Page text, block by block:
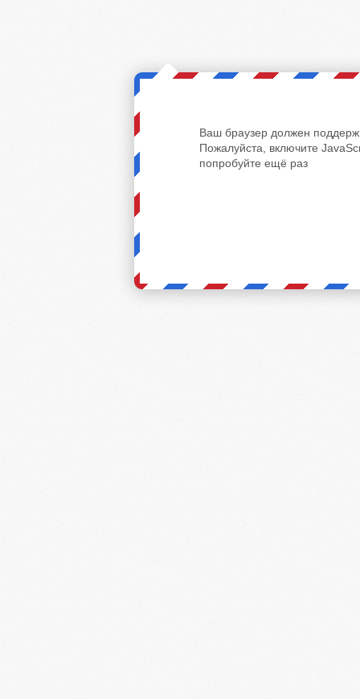
Ваш браузер должен
Пожалуйста, включите
попробуйте ещё раз